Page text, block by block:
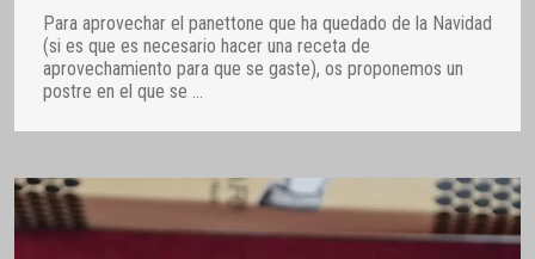
Para aprovechar el panettone que ha quedado de la Navidad
(si es que es necesario hacer una receta de
aprovechamiento para que se gaste), os proponemos un
postre en el que se …